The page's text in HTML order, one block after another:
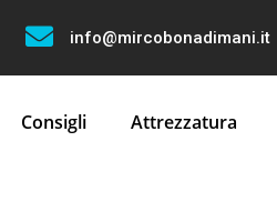
info@mircobonadimani.it
Consigli Attrezzatura